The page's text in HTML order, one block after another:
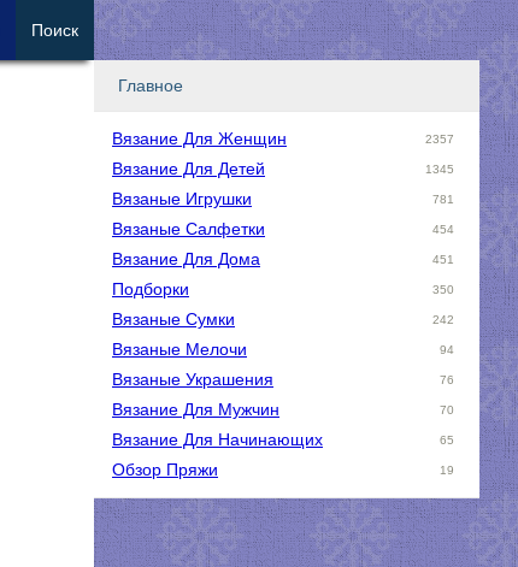
Главное
Вязание Для Женщин 2357
Вязание Для Детей 1345
Вязаные Игрушки 781
Вязаные Салфетки 454
Вязание Для Дома 451
Подборки 350
Вязаные Сумки 242
Вязаные Мелочи 94
Вязаные Украшения 76
Вязание Для Мужчин 70
Вязание Для Начинающих 65
Обзор Пряжи 19
Поиск